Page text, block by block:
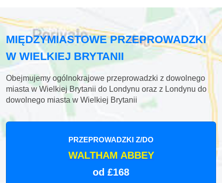
MIĘDZYMIASTOWE PRZEPROWADZKI
W WIELKIEJ BRYTANII
Obejmujemy ogólnokrajowe przeprowadzki z dowolnego
miasta w Wielkiej Brytanii do Londynu oraz z Londynu do
dowolnego miasta w Wielkiej Brytanii
PRZEPROWADZKI Z/DO
WALTHAM ABBEY
od £168